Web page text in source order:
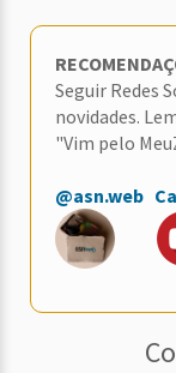
Seguir Redes
novidades.
"Vim pelo
@asn.web